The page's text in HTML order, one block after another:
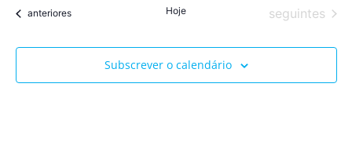
Eventos
anteriores Hoje Eventos
seguintes
Subscrever o calendário